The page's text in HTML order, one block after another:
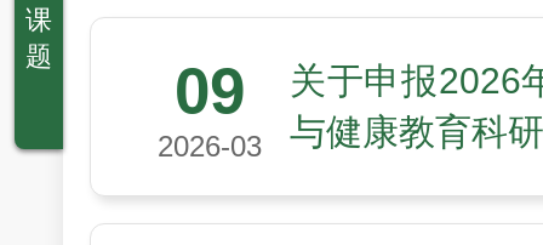
课
题
09
2026-03
关于申报2026
与健康教育科